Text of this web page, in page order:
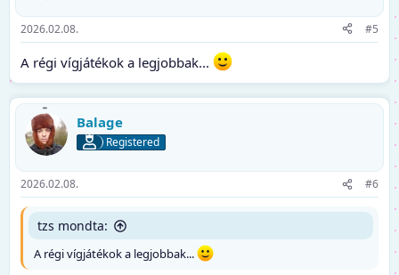
2026.02.08. #5
A régi vígjátékok a legjobbak...
Balage
Registered
2026.02.08. #6
tzs mondta:
A régi vígjátékok a legjobbak...